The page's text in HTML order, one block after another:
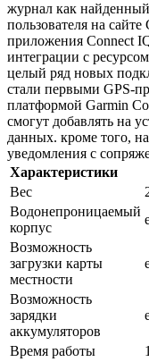
журнал как
пользователя на
приложения Connect
интеграции с
целый ряд новых
стали первыми GPS-
платформой Garmin
смогут добавлять на
данных. кроме того,
уведомления с
Характеристики
Вес
Водонепроницаемый
корпус
Возможность
загрузки карты
местности
Возможность
зарядки
аккумуляторов
Время работы